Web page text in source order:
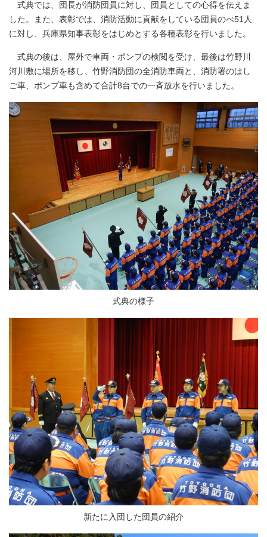
式典では、団長が消防団員に対し、団員としての心得を伝えま
した。また、表彰では、消防活動に貢献をしている団員のべ51人
に対し、兵庫県知事表彰をはじめとする各種表彰を行いました。
式典の後は、屋外で車両・ポンプの検閲を受け、最後は竹野川
河川敷に場所を移し、竹野消防団の全消防車両と、消防署のはし
ご車、ポンプ車も含めて合計8台での一斉放水を行いました。
式典の様子
新たに入団した団員の紹介